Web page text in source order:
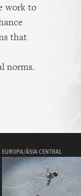
work to
that
norms.
EUROPA/ÁSIA CENTRAL